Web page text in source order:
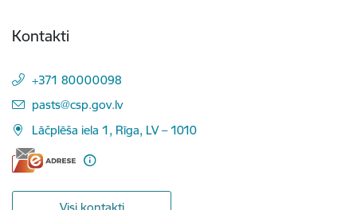
Kontakti
+371 80000098
E-pasts:
pasts@csp.gov.lv
Lāčplēša iela 1, Rīga, LV – 1010